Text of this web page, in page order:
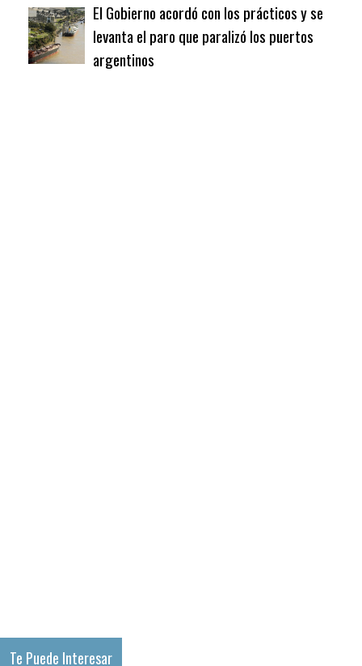
El Gobierno acordó con los prácticos y se
levanta el paro que paralizó los puertos
argentinos
Te Puede Interesar